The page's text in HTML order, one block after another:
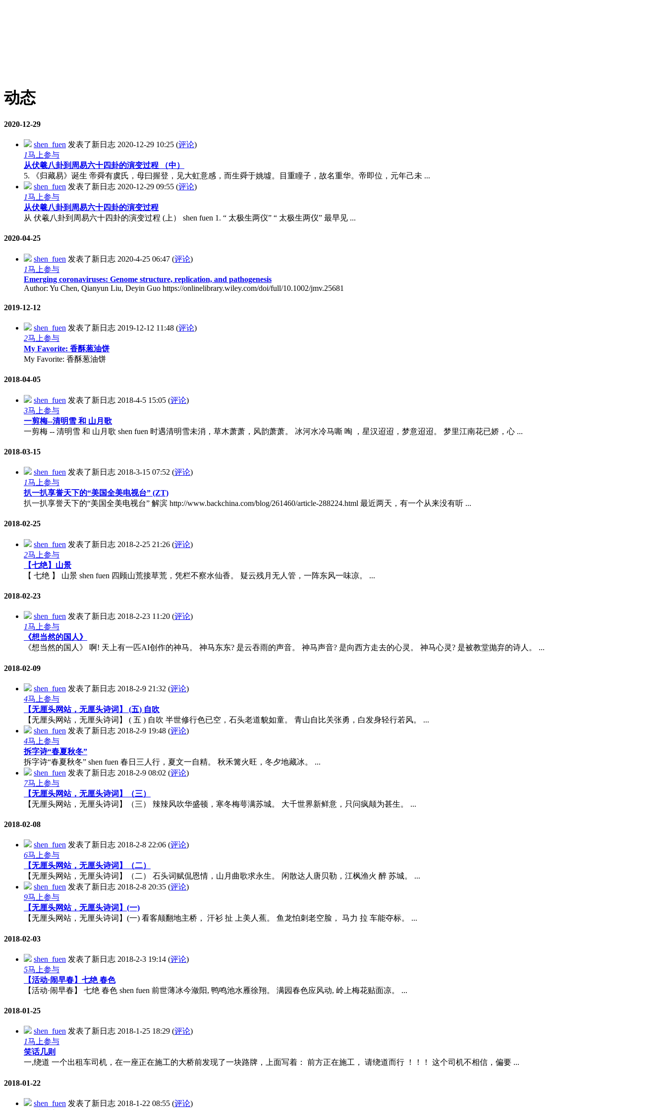
动态
2020-12-29
shen_fuen 发表了新日志 2020-12-29 10:25 (评论)
1马上参与
从伏羲八卦到周易六十四卦的演变过程 （中）
5. 《归藏易》诞生 帝舜有虞氏，母曰握登，见大虹意感，而生舜于姚墟。目重瞳子，故名重华。帝即位，元年己未 ...
shen_fuen 发表了新日志 2020-12-29 09:55 (评论)
1马上参与
从伏羲八卦到周易六十四卦的演变过程
从 伏羲八卦到周易六十四卦的演变过程 (上） shen fuen 1. “ 太极生两仪” “ 太极生两仪” 最早见 ...
2020-04-25
shen_fuen 发表了新日志 2020-4-25 06:47 (评论)
1马上参与
Emerging coronaviruses: Genome structure, replication, and pathogenesis
Author: Yu Chen, Qianyun Liu, Deyin Guo https://onlinelibrary.wiley.com/doi/full/10.1002/jmv.25681
2019-12-12
shen_fuen 发表了新日志 2019-12-12 11:48 (评论)
2马上参与
My Favorite: 香酥葱油饼
My Favorite: 香酥葱油饼
2018-04-05
shen_fuen 发表了新日志 2018-4-5 15:05 (评论)
3马上参与
一剪梅--清明雪 和 山月歌
一剪梅 -- 清明雪 和 山月歌 shen fuen 时遇清明雪未消，草木萧萧，风韵萧萧。 冰河水冷马嘶 啕 ，星汉迢迢，梦意迢迢。 梦里江南花已娇，心 ...
2018-03-15
shen_fuen 发表了新日志 2018-3-15 07:52 (评论)
1马上参与
扒一扒享誉天下的“美国全美电视台” (ZT)
扒一扒享誉天下的“美国全美电视台” 解滨 http://www.backchina.com/blog/261460/article-288224.html 最近两天，有一个从来没有听 ...
2018-02-25
shen_fuen 发表了新日志 2018-2-25 21:26 (评论)
2马上参与
【七绝】山景
【 七绝 】 山景 shen fuen 四顾山荒接草荒，凭栏不察水仙香。 疑云残月无人管，一阵东风一味凉。 ...
2018-02-23
shen_fuen 发表了新日志 2018-2-23 11:20 (评论)
1马上参与
《想当然的国人》
《想当然的国人》 啊! 天上有一匹AI创作的神马。 神马东东? 是云吞雨的声音。 神马声音? 是向西方走去的心灵。 神马心灵? 是被教堂抛弃的诗人。 ...
2018-02-09
shen_fuen 发表了新日志 2018-2-9 21:32 (评论)
4马上参与
【无厘头网站，无厘头诗词】 (五) 自吹
【无厘头网站，无厘头诗词】 ( 五 ) 自吹 半世修行色已空，石头老道貌如童。 青山自比关张勇，白发身轻行若风。 ...
shen_fuen 发表了新日志 2018-2-9 19:48 (评论)
4马上参与
拆字诗“春夏秋冬”
拆字诗“春夏秋冬” shen fuen 春日三人行，夏文一自精。 秋禾篝火旺，冬夕地藏冰。 ...
shen_fuen 发表了新日志 2018-2-9 08:02 (评论)
7马上参与
【无厘头网站，无厘头诗词】（三）
【无厘头网站，无厘头诗词】（三） 辣辣风吹华盛顿，寒冬梅萼满苏城。 大千世界新鲜意，只问疯颠为甚生。 ...
2018-02-08
shen_fuen 发表了新日志 2018-2-8 22:06 (评论)
6马上参与
【无厘头网站，无厘头诗词】（二）
【无厘头网站，无厘头诗词】（二） 石头词赋侃恩情，山月曲歌求永生。 闲散达人唐贝勒，江枫渔火 醉 苏城。 ...
shen_fuen 发表了新日志 2018-2-8 20:35 (评论)
9马上参与
【无厘头网站，无厘头诗词】(一)
【无厘头网站，无厘头诗词】(一) 看客颠翻地主桥， 汗衫 扯 上美人蕉。 鱼龙怕刺老空脸， 马力 拉 车能夺标。 ...
2018-02-03
shen_fuen 发表了新日志 2018-2-3 19:14 (评论)
5马上参与
【活动·闹早春】七绝 春色
【活动·闹早春】 七绝 春色 shen fuen 前世薄冰今潋阳, 鸭鸣池水雁徐翔。 满园春色应风动, 岭上梅花贴面凉。 ...
2018-01-25
shen_fuen 发表了新日志 2018-1-25 18:29 (评论)
1马上参与
笑话几则
一,绕道 一个出租车司机，在一座正在施工的大桥前发现了一块路牌，上面写着： 前方正在施工， 请绕道而行 ！！！ 这个司机不相信，偏要 ...
2018-01-22
shen_fuen 发表了新日志 2018-1-22 08:55 (评论)